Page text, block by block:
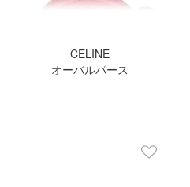
CELINE
オーバルパース